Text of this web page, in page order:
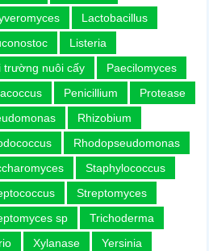
Lactobacillus
Listeria
trường nuôi cấy
Paecilomyces
Penicillium
Protease
Rhizobium
Rhodopseudomonas
Staphylococcus
Streptomyces
sp
Trichoderma
Xylanase
Yersinia